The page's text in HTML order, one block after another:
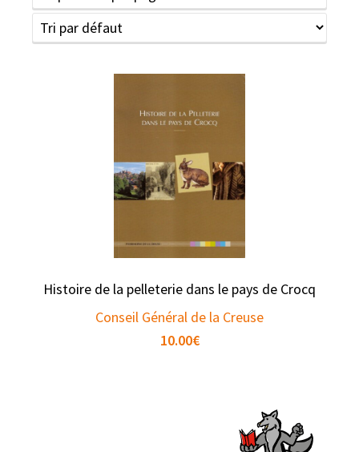
Histoire de la pelleterie dans le pays de Crocq
Conseil Général de la Creuse
10.00€